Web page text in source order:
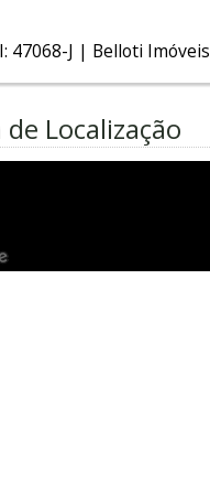
47068-J | Belloti Imóveis
de Localização